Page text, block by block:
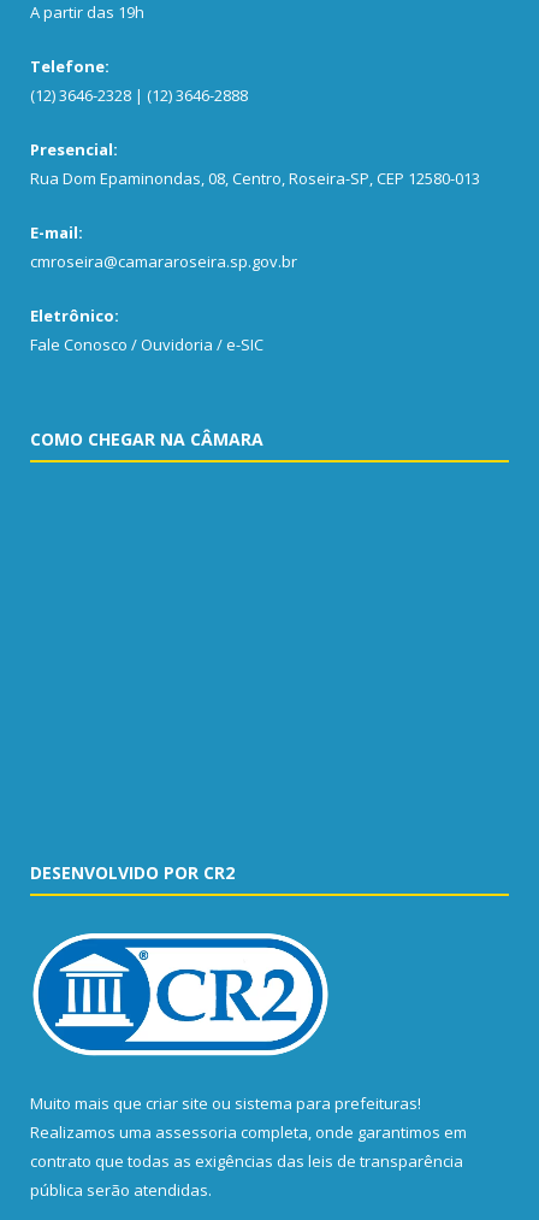
A partir das 19h
Telefone:
(12) 3646-2328 | (12) 3646-2888
Presencial:
Rua Dom Epaminondas, 08, Centro, Roseira-SP, CEP 12580-013
E-mail:
cmroseira@camararoseira.sp.gov.br
Eletrônico:
Fale Conosco / Ouvidoria / e-SIC
COMO CHEGAR NA CÂMARA
DESENVOLVIDO POR CR2
Muito mais que criar site ou sistema para prefeituras!
Realizamos uma assessoria completa, onde garantimos em
contrato que todas as exigências das leis de transparência
pública serão atendidas.